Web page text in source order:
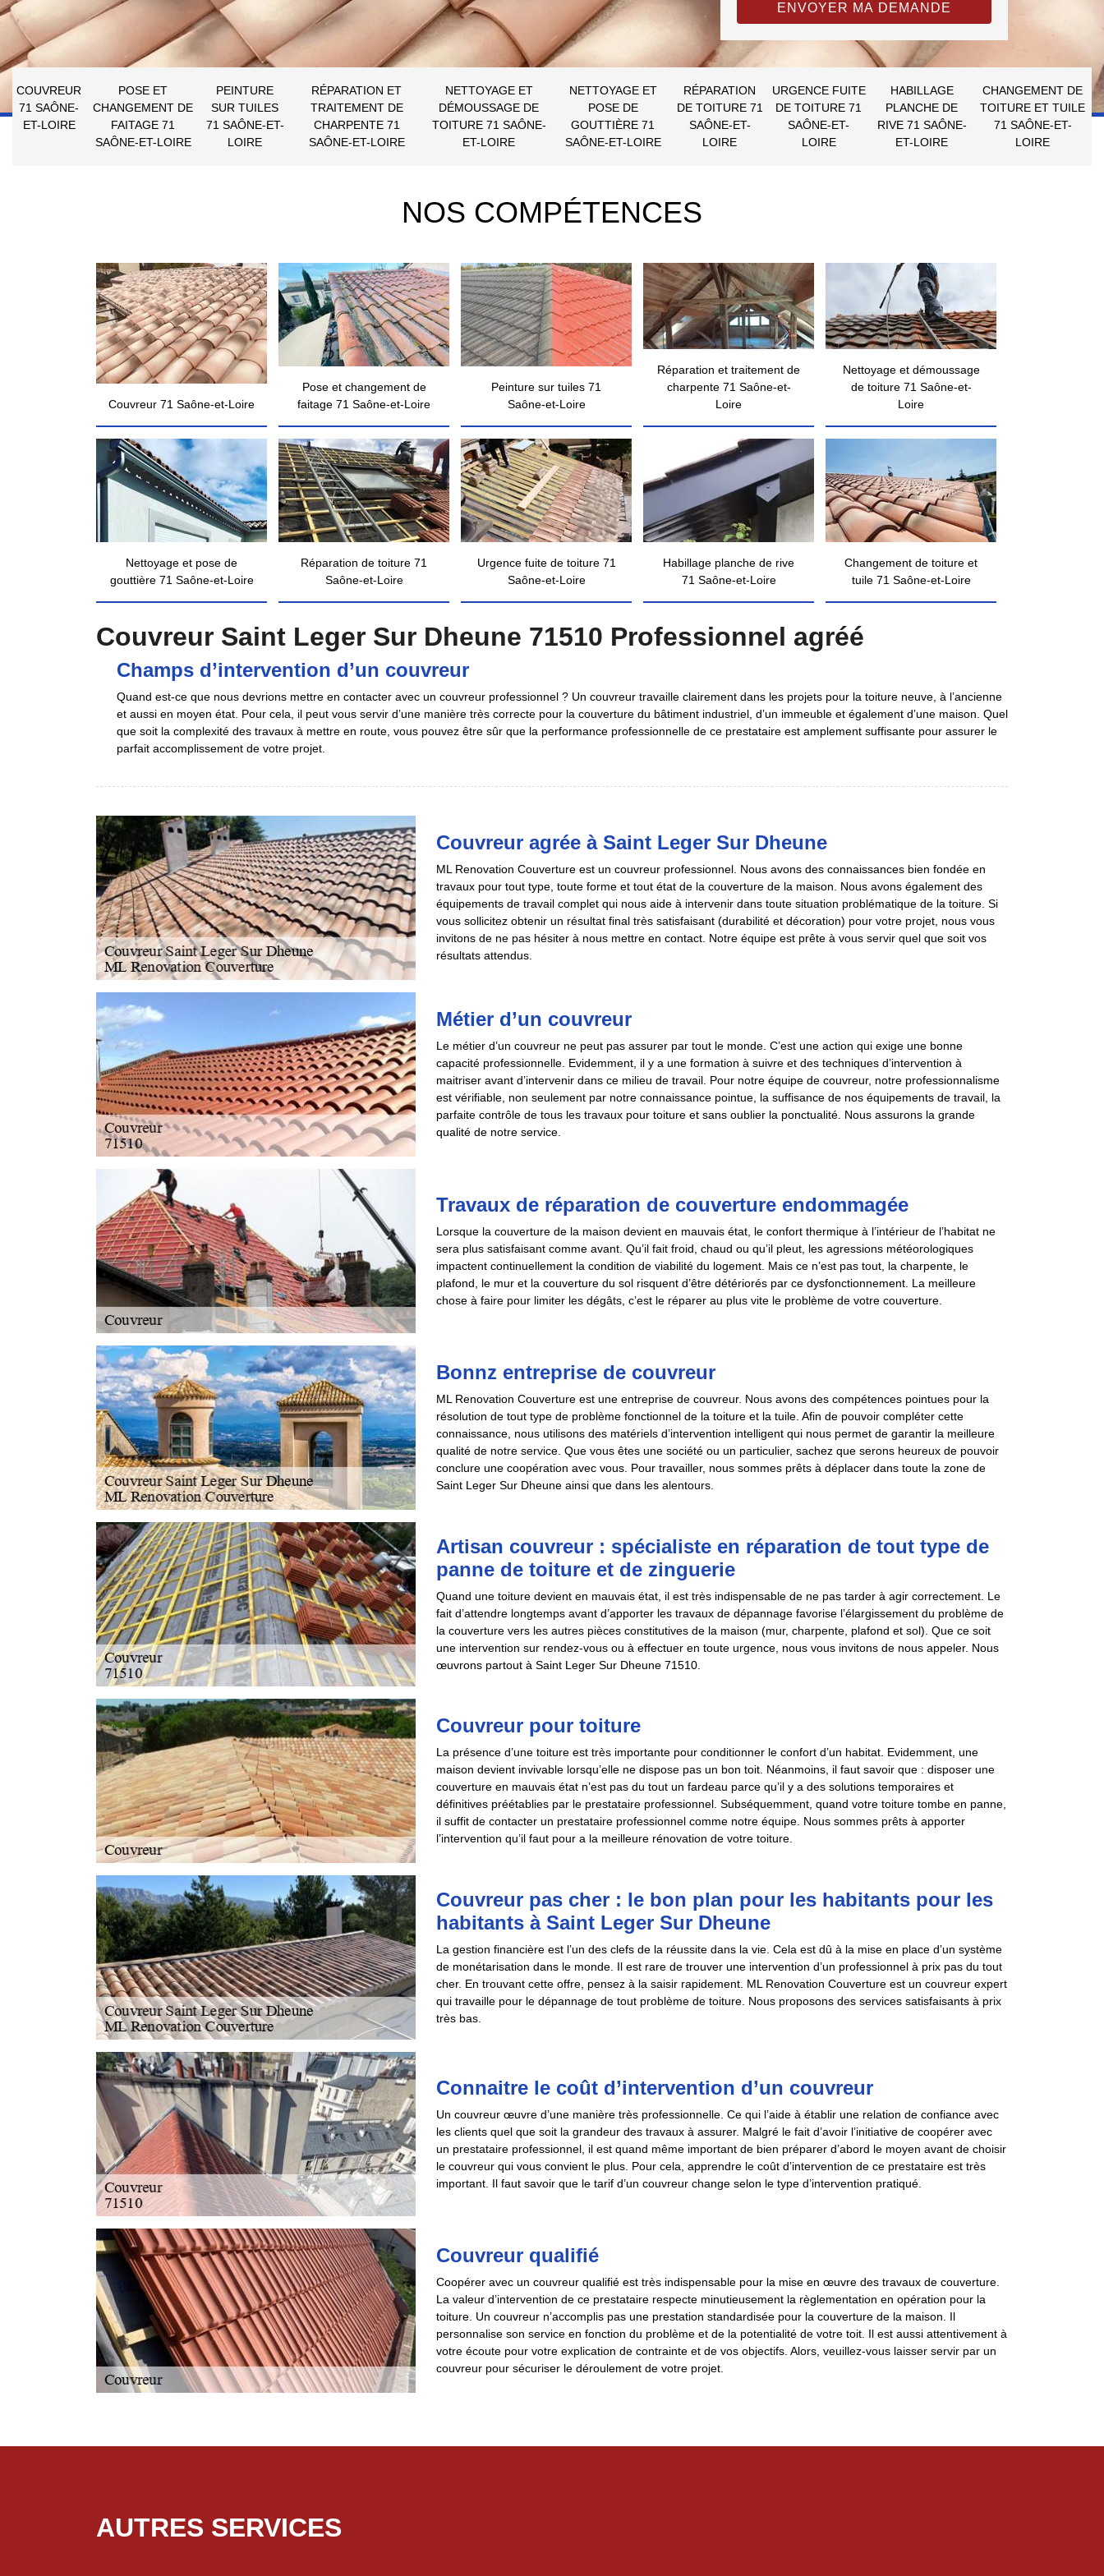
COUVREUR
71 SAÔNE-
ET-LOIRE
POSE ET
CHANGEMENT DE
FAITAGE 71
SAÔNE-ET-LOIRE
PEINTURE
SUR TUILES
71 SAÔNE-ET-
LOIRE
RÉPARATION ET
TRAITEMENT DE
CHARPENTE 71
SAÔNE-ET-LOIRE
NETTOYAGE ET
DÉMOUSSAGE DE
TOITURE 71 SAÔNE-
ET-LOIRE
NETTOYAGE ET
POSE DE
GOUTTIÈRE 71
SAÔNE-ET-LOIRE
RÉPARATION
DE TOITURE 71
SAÔNE-ET-
LOIRE
URGENCE FUITE
DE TOITURE 71
SAÔNE-ET-
LOIRE
HABILLAGE
PLANCHE DE
RIVE 71 SAÔNE-
ET-LOIRE
CHANGEMENT DE
TOITURE ET TUILE
71 SAÔNE-ET-
LOIRE
NOS COMPÉTENCES
Couvreur 71 Saône-et-Loire
Pose et changement de
faitage 71 Saône-et-Loire
Peinture sur tuiles 71
Saône-et-Loire
Réparation et traitement de
charpente 71 Saône-et-
Loire
Nettoyage et démoussage
de toiture 71 Saône-et-
Loire
Nettoyage et pose de
gouttière 71 Saône-et-Loire
Réparation de toiture 71
Saône-et-Loire
Urgence fuite de toiture 71
Saône-et-Loire
Habillage planche de rive
71 Saône-et-Loire
Changement de toiture et
tuile 71 Saône-et-Loire
Couvreur Saint Leger Sur Dheune 71510 Professionnel agréé
Champs d’intervention d’un couvreur
Quand est-ce que nous devrions mettre en contacter avec un couvreur professionnel ? Un couvreur travaille clairement dans les projets pour la toiture neuve, à l’ancienne
et aussi en moyen état. Pour cela, il peut vous servir d’une manière très correcte pour la couverture du bâtiment industriel, d’un immeuble et également d’une maison. Quel
que soit la complexité des travaux à mettre en route, vous pouvez être sûr que la performance professionnelle de ce prestataire est amplement suffisante pour assurer le
parfait accomplissement de votre projet.
Couvreur agrée à Saint Leger Sur Dheune
ML Renovation Couverture est un couvreur professionnel. Nous avons des connaissances bien fondée en
travaux pour tout type, toute forme et tout état de la couverture de la maison. Nous avons également des
équipements de travail complet qui nous aide à intervenir dans toute situation problématique de la toiture. Si
vous sollicitez obtenir un résultat final très satisfaisant (durabilité et décoration) pour votre projet, nous vous
invitons de ne pas hésiter à nous mettre en contact. Notre équipe est prête à vous servir quel que soit vos
résultats attendus.
Métier d’un couvreur
Le métier d’un couvreur ne peut pas assurer par tout le monde. C’est une action qui exige une bonne
capacité professionnelle. Evidemment, il y a une formation à suivre et des techniques d’intervention à
maitriser avant d’intervenir dans ce milieu de travail. Pour notre équipe de couvreur, notre professionnalisme
est vérifiable, non seulement par notre connaissance pointue, la suffisance de nos équipements de travail, la
parfaite contrôle de tous les travaux pour toiture et sans oublier la ponctualité. Nous assurons la grande
qualité de notre service.
Travaux de réparation de couverture endommagée
Lorsque la couverture de la maison devient en mauvais état, le confort thermique à l’intérieur de l’habitat ne
sera plus satisfaisant comme avant. Qu’il fait froid, chaud ou qu’il pleut, les agressions météorologiques
impactent continuellement la condition de viabilité du logement. Mais ce n’est pas tout, la charpente, le
plafond, le mur et la couverture du sol risquent d’être détériorés par ce dysfonctionnement. La meilleure
chose à faire pour limiter les dégâts, c’est le réparer au plus vite le problème de votre couverture.
Bonnz entreprise de couvreur
ML Renovation Couverture est une entreprise de couvreur. Nous avons des compétences pointues pour la
résolution de tout type de problème fonctionnel de la toiture et la tuile. Afin de pouvoir compléter cette
connaissance, nous utilisons des matériels d’intervention intelligent qui nous permet de garantir la meilleure
qualité de notre service. Que vous êtes une société ou un particulier, sachez que serons heureux de pouvoir
conclure une coopération avec vous. Pour travailler, nous sommes prêts à déplacer dans toute la zone de
Saint Leger Sur Dheune ainsi que dans les alentours.
Artisan couvreur : spécialiste en réparation de tout type de
panne de toiture et de zinguerie
Quand une toiture devient en mauvais état, il est très indispensable de ne pas tarder à agir correctement. Le
fait d’attendre longtemps avant d’apporter les travaux de dépannage favorise l’élargissement du problème de
la couverture vers les autres pièces constitutives de la maison (mur, charpente, plafond et sol). Que ce soit
une intervention sur rendez-vous ou à effectuer en toute urgence, nous vous invitons de nous appeler. Nous
œuvrons partout à Saint Leger Sur Dheune 71510.
Couvreur pour toiture
La présence d’une toiture est très importante pour conditionner le confort d’un habitat. Evidemment, une
maison devient invivable lorsqu’elle ne dispose pas un bon toit. Néanmoins, il faut savoir que : disposer une
couverture en mauvais état n’est pas du tout un fardeau parce qu’il y a des solutions temporaires et
définitives préétablies par le prestataire professionnel. Subséquemment, quand votre toiture tombe en panne,
il suffit de contacter un prestataire professionnel comme notre équipe. Nous sommes prêts à apporter
l’intervention qu’il faut pour a la meilleure rénovation de votre toiture.
Couvreur pas cher : le bon plan pour les habitants pour les
habitants à Saint Leger Sur Dheune
La gestion financière est l’un des clefs de la réussite dans la vie. Cela est dû à la mise en place d’un système
de monétarisation dans le monde. Il est rare de trouver une intervention d’un professionnel à prix pas du tout
cher. En trouvant cette offre, pensez à la saisir rapidement. ML Renovation Couverture est un couvreur expert
qui travaille pour le dépannage de tout problème de toiture. Nous proposons des services satisfaisants à prix
très bas.
Connaitre le coût d’intervention d’un couvreur
Un couvreur œuvre d’une manière très professionnelle. Ce qui l’aide à établir une relation de confiance avec
les clients quel que soit la grandeur des travaux à assurer. Malgré le fait d’avoir l’initiative de coopérer avec
un prestataire professionnel, il est quand même important de bien préparer d’abord le moyen avant de choisir
le couvreur qui vous convient le plus. Pour cela, apprendre le coût d’intervention de ce prestataire est très
important. Il faut savoir que le tarif d’un couvreur change selon le type d’intervention pratiqué.
Couvreur qualifié
Coopérer avec un couvreur qualifié est très indispensable pour la mise en œuvre des travaux de couverture.
La valeur d’intervention de ce prestataire respecte minutieusement la règlementation en opération pour la
toiture. Un couvreur n’accomplis pas une prestation standardisée pour la couverture de la maison. Il
personnalise son service en fonction du problème et de la potentialité de votre toit. Il est aussi attentivement à
votre écoute pour votre explication de contrainte et de vos objectifs. Alors, veuillez-vous laisser servir par un
couvreur pour sécuriser le déroulement de votre projet.
AUTRES SERVICES